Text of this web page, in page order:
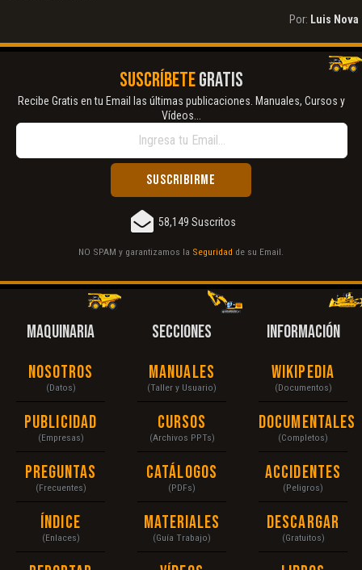
Por: Luis Nova
SUSCRÍBETEGRATIS
Recibe Gratis en tu Email las últimas publicaciones. Manuales, Cursos y
Vídeos...
58,149 Suscritos
NO SPAM y garantizamos la Seguridad de su Email.
MAQUINARIA
Nosotros
(Datos)
Publicidad
(Empresas)
Preguntas
(Frecuentes)
Índice
(Enlaces)
SECCIONES
Manuales
(Taller y Usuario)
Cursos
(Archivos PPTs)
Catálogos
(PDFs)
Materiales
(Guía Trabajo)
INFORMACIÓN
Wikipedia
(Documentos)
Documentales
(Completos)
Accidentes
(Peligros)
Descargar
(Gratuitos)